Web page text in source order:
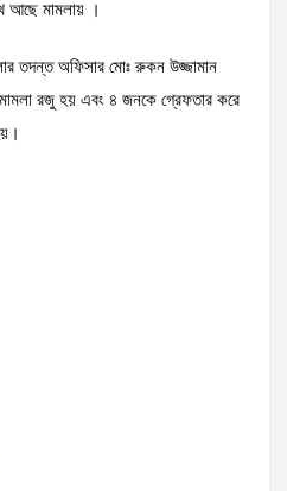
আছে মামলায় ।
তদন্ত অফিসার মোঃ রুকন উজ্জামান
রজু হয় এবং ৪ জনকে গ্রেফতার করে